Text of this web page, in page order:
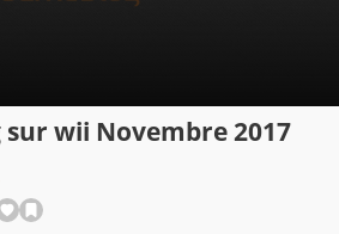
sur wii Novembre 2017